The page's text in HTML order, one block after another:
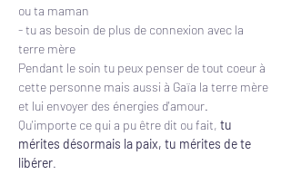
ou ta maman
- tu as besoin de plus de connexion avec la
terre mère
Pendant le soin tu peux penser de tout coeur à
cette personne mais aussi à Gaïa la terre mère
et lui envoyer des énergies d'amour.
Qu'importe ce qui a pu être dit ou fait, tu
mérites désormais la paix, tu mérites de te
libérer.